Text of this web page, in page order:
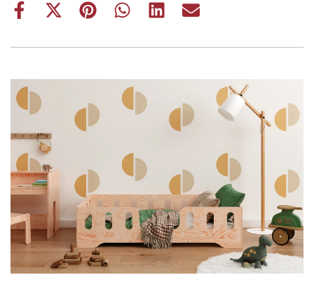
Share
Share
(Twitter)
Share Share Share Share